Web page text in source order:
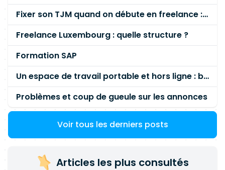
Fixer son TJM quand on débute en freelance : la méthode mathématique (et pas au feeling) 🛑
Freelance Luxembourg : quelle structure ?
Formation SAP
Un espace de travail portable et hors ligne : besoin réel ou fausse bonne idée ?
Problèmes et coup de gueule sur les annonces
Voir tous les derniers posts
Articles les plus consultés